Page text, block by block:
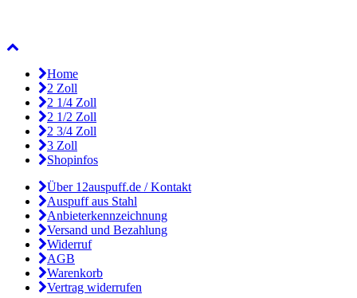
Home
2 Zoll
2 1/4 Zoll
2 1/2 Zoll
2 3/4 Zoll
3 Zoll
Shopinfos
Über 12auspuff.de / Kontakt
Auspuff aus Stahl
Anbieterkennzeichnung
Versand und Bezahlung
Widerruf
AGB
Warenkorb
Vertrag widerrufen